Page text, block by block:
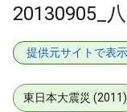
20130905_
提供元サイトで表示
東日本大震災 (2011)